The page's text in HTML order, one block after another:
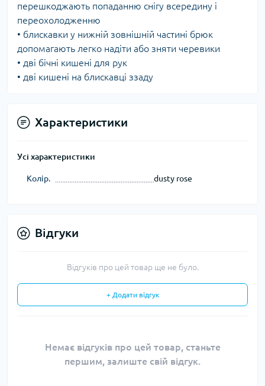
перешкоджають попаданню снігу всередину і
переохолодженню
• блискавки у нижній зовнішній частині брюк
допомагають легко надіти або зняти черевики
• дві бічні кишені для рук
• дві кишені на блискавці ззаду
Характеристики
Усі характеристики
Колір. dusty rose
Відгуки
Відгуків про цей товар ще не було.
+ Додати відгук
Немає відгуків про цей товар, станьте
першим, залиште свій відгук.